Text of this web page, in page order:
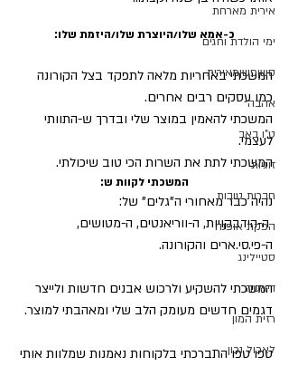
אירית מארחת
ימי הולדת וחגים
סשןפשןמאירית
אהבה
ט"ו באב
זוגיות
חברות טובות
הפקת אופנה
סטיילינג
דיאטה
רזית המון
לאכול נכון
כ-אמא שלו/היוצרת שלו/היזמת שלו:
המשכתי באחריות מלאה לתפקד בצל הקורונה
כמו עסקים רבים אחרים.
המשכתי להאמין במוצר שלי ובדרך ש-התוותי
לעצמי.
המשכתי לתת את השרות הכי טוב שיכולתי.
המשכתי לקוות ש:
נהיה כבר מאחורי ה"גלים" של:
ה-הידבקויות, ה-ווריאנטים, ה-מטושים,
ה-פי.סי.ארים והקורונה.
המשכתי להשקיע ולרכוש אבנים חדשות ולייצר
דגמים חדשים מעומק הלב שלי ומאהבתי למוצר.
טפו טפו התברכתי בלקוחות נאמנות שמלוות אותי